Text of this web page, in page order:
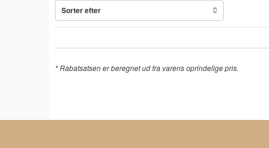
Sorter efter
*Rabatsatsen er beregnet ud fra varens oprindelige pris.